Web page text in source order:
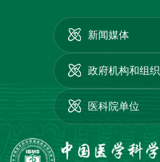
新闻媒体
政府机构和组织
医科院单位